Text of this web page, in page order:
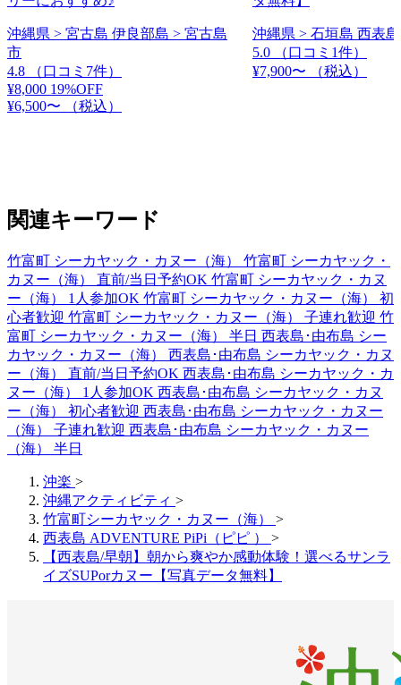
沖縄県 > 宮古島 伊良部島 > 宮古島
市
4.8
（口コミ7件）
¥8,000 19%OFF
¥6,500〜
（税込）
沖縄県 > 石垣島 西表
5.0
（口コミ1件）
¥7,900〜
（税込）
関連キーワード
竹富町 シーカヤック・カヌー（海） 竹富町 シーカヤック・
カヌー（海） 直前/当日予約OK 竹富町 シーカヤック・カヌ
ー（海） 1人参加OK 竹富町 シーカヤック・カヌー（海） 初
心者歓迎 竹富町 シーカヤック・カヌー（海） 子連れ歓迎 竹
富町 シーカヤック・カヌー（海） 半日 西表島･由布島 シー
カヤック・カヌー（海） 西表島･由布島 シーカヤック・カヌ
ー（海） 直前/当日予約OK 西表島･由布島 シーカヤック・カ
ヌー（海） 1人参加OK 西表島･由布島 シーカヤック・カヌ
ー（海） 初心者歓迎 西表島･由布島 シーカヤック・カヌー
（海） 子連れ歓迎 西表島･由布島 シーカヤック・カヌー
（海） 半日
沖楽 >
沖縄アクティビティ >
竹富町シーカヤック・カヌー（海） >
西表島 ADVENTURE PiPi（ピピ ） >
【西表島/早朝】朝から爽やか感動体験！選べるサンラ
イズSUPorカヌー【写真データ無料】